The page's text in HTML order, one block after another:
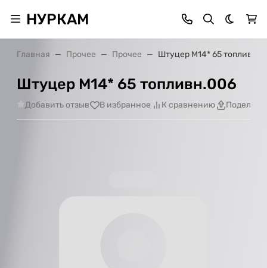
НУРКАМ Темная
Главная Прочее Прочее Штуцер М14* 65
Штуцер М14* 65 топливн.006
Добавить отзыв В избранное К сравнению